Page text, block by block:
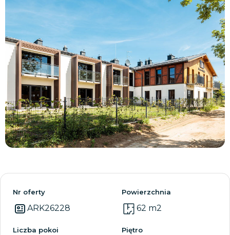
Zobacz wszystkie
Nr oferty
ARK26228
Powierzchnia
62 m2
Liczba pokoi Piętro